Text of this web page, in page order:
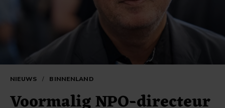
NIEUWS / BINNENLAND
Voormalig NPO-directeur